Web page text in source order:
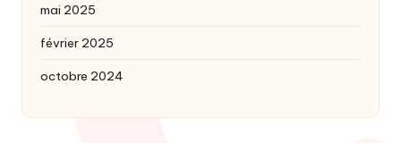
mai 2025
février 2025
octobre 2024